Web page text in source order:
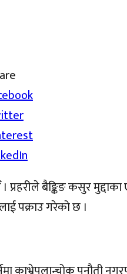
प्रहरीले बैङ्किङ कसुर
पक्राउ गरेको छ ।